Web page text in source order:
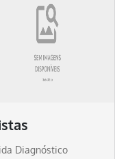
Diagnóstico